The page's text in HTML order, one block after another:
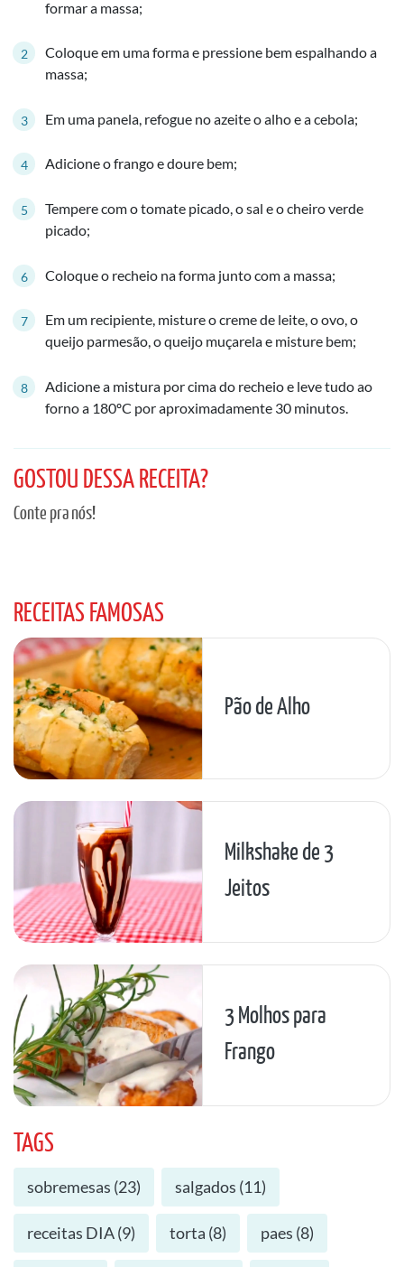
formar a massa;
Coloque em uma forma e pressione bem espalhando a
massa;
Em uma panela, refogue no azeite o alho e a cebola;
Adicione o frango e doure bem;
Tempere com o tomate picado, o sal e o cheiro verde
picado;
Coloque o recheio na forma junto com a massa;
Em um recipiente, misture o creme de leite, o ovo, o
queijo parmesão, o queijo muçarela e misture bem;
Adicione a mistura por cima do recheio e leve tudo ao
forno a 180ºC por aproximadamente 30 minutos.
GOSTOU DESSA RECEITA?
Conte pra nós!
RECEITAS FAMOSAS
Pão de Alho
Milkshake de 3
Jeitos
3 Molhos para
Frango
TAGS
sobremesas (23) salgados (11)
receitas DIA(9) torta (8) paes (8)